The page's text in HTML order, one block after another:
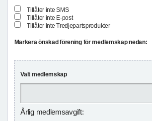
Tillåter inte SMS
Tillåter inte E-post
Tillåter inte Tredjepartsprodukter
Markera önskad förening för medlemskap nedan:
Valt medlemskap
Årlig medlemsavgift: